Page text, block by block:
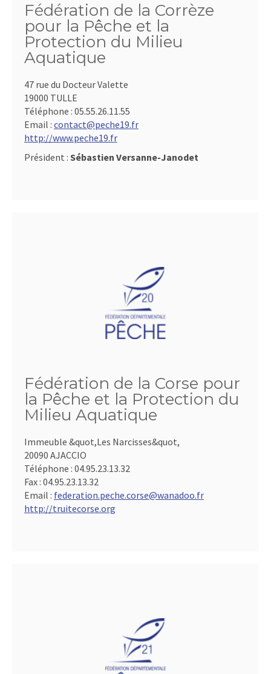
Fédération de la Corrèze
pour la Pêche et la
Protection du Milieu
Aquatique
47 rue du Docteur Valette
19000 TULLE
Téléphone : 05.55.26.11.55
Email : contact@peche19.fr
http://www.peche19.fr
Président : Sébastien Versanne-Janodet
Fédération de la Corse pour
la Pêche et la Protection du
Milieu Aquatique
Immeuble &quot,Les Narcisses&quot,
20090 AJACCIO
Téléphone : 04.95.23.13.32
Fax : 04.95.23.13.32
Email : federation.peche.corse@wanadoo.fr
http://truitecorse.org